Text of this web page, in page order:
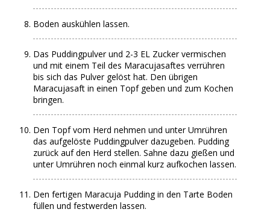
Boden auskühlen lassen.
Das Puddingpulver und 2-3 EL Zucker vermischen
und mit einem Teil des Maracujasaftes verrühren
bis sich das Pulver gelöst hat. Den übrigen
Maracujasaft in einen Topf geben und zum Kochen
bringen.
Den Topf vom Herd nehmen und unter Umrühren
das aufgelöste Puddingpulver dazugeben. Pudding
zurück auf den Herd stellen. Sahne dazu gießen und
unter Umrühren noch einmal kurz aufkochen lassen.
Den fertigen Maracuja Pudding in den Tarte Boden
füllen und festwerden lassen.